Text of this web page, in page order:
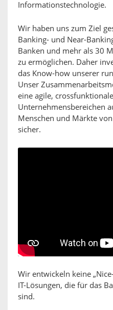
Informationstechnologie.
Wir haben uns zum Ziel
Banking- und Near-
Banken und mehr als 30
zu ermöglichen. Daher
das Know-how unserer
Unser
eine agile,
Unternehmensbereichen
Menschen und Märkte
sicher.
Wir entwickeln keine
IT-Lösungen, die für das
sind.